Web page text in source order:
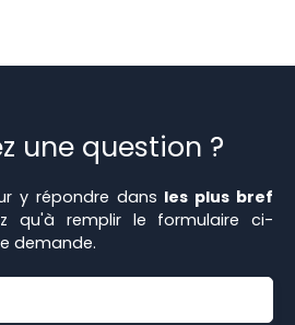
une question ?
y répondre dans les plus bref
qu'à remplir le formulaire ci-
demande.